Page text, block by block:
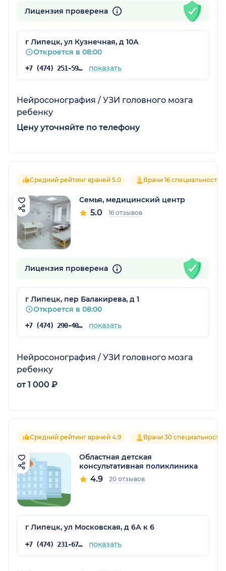
Лицензия проверена
г Липецк, ул Кузнечная, д 10А
Откроется в 08:00
+7 (474) 251-59-11 показать
Нейросонография / УЗИ головного мозга
ребенку
Цену уточняйте по телефону
Средний рейтинг врачей 5.0 Врачи 16 специальностей
Семья, медицинский центр
5.0 16 отзывов
Лицензия проверена
г Липецк, пер Балакирева, д 1
Откроется в 08:00
+7 (474) 290-40-50 показать
Нейросонография / УЗИ головного мозга
ребенку
от 1 000 ₽
Средний рейтинг врачей 4.9 Врачи 30
Областная детская
консультативная поликлиника
4.9 20 отзывов
г Липецк, ул Московская, д 6А к 6
+7 (474) 231-67-15 показать